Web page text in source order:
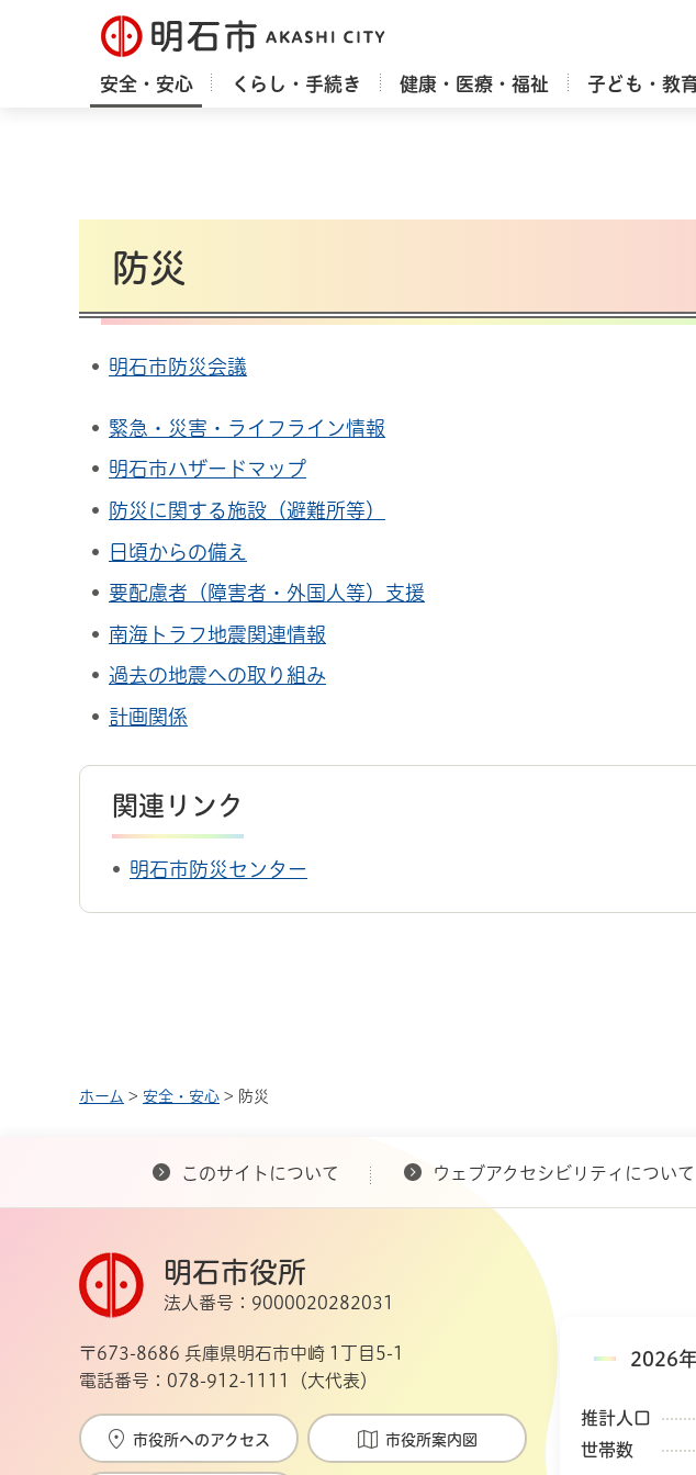
明石市
安全・安心 くらし・手続き 健康・医療・福祉 子ども・教
防災
明石市防災会議
緊急・災害・ライフライン情報
明石市ハザードマップ
防災に関する施設（避難所等）
日頃からの備え
要配慮者（障害者・外国人等）支援
南海トラフ地震関連情報
過去の地震への取り組み
計画関係
関連リンク
明石市防災センター
ホーム > 安全・安心 > 防災
このサイトについて ウェブアクセシビリティについて
2026
推計人口
世帯数
明石市役所
法人番号：9000020282031
〒673-8686 兵庫県明石市中崎 1丁目5-1
電話番号：078-912-1111（大代表）
市役所へのアクセス 市役所案内図